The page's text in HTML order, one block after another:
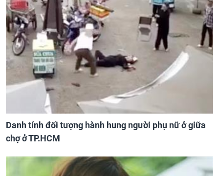
Danh tính đối tượng hành hung người phụ nữ ở giữa
chợ ở TP.HCM